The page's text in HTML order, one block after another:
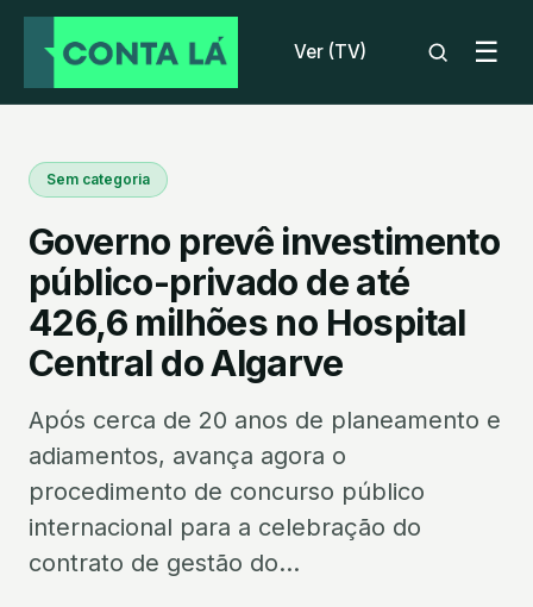
Ver (TV) ☰
Sem categoria
Governo prevê investimento
público-privado de até
426,6 milhões no Hospital
Central do Algarve
Após cerca de 20 anos de planeamento e
adiamentos, avança agora o
procedimento de concurso público
internacional para a celebração do
contrato de gestão do...